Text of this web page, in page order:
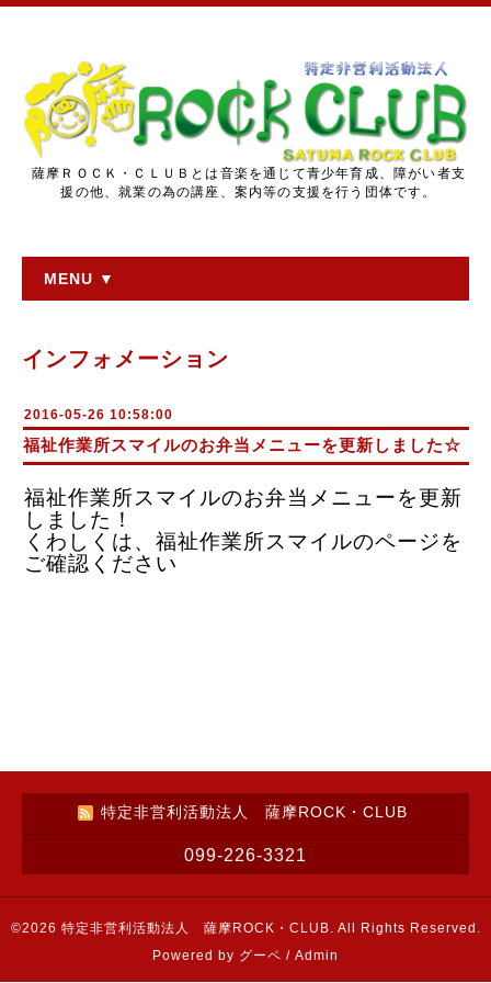
薩摩ＲＯＣＫ・ＣＬＵＢとは音楽を通じて青少年育成、障がい者支
援の他、就業の為の講座、案内等の支援を行う団体です。
MENU ▼
インフォメーション
2016-05-26 10:58:00
福祉作業所スマイルのお弁当メニューを更新しました☆
福祉作業所スマイルのお弁当メニューを更新
しました！
くわしくは、福祉作業所スマイルのページを
ご確認ください
特定非営利活動法人 薩摩ROCK・CLUB
099-226-3321
©2026 特定非営利活動法人 薩摩ROCK・CLUB. All Rights Reserved.
Powered by グーペ / Admin